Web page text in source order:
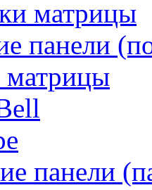
матрицы
панели
матрицы
панели